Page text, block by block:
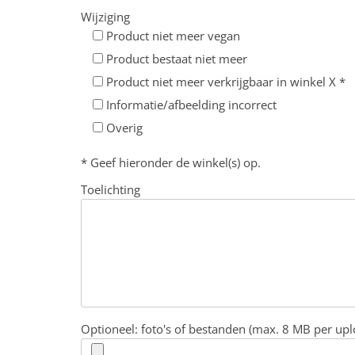
Wijziging
Product niet meer vegan
Product bestaat niet meer
Product niet meer verkrijgbaar in winkel X *
Informatie/afbeelding incorrect
Overig
* Geef hieronder de winkel(s) op.
Toelichting
Optioneel: foto's of bestanden (max. 8 MB per